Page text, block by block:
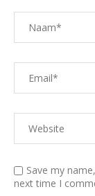
Save my
next time I